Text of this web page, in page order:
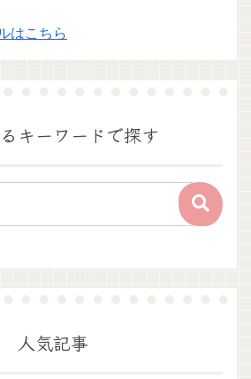
はこちら
キーワードで探す
人気記事